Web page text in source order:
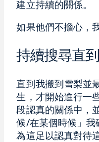
建立持續的關係。
如果他們不擔心，
持續搜尋直
直到我搬到雪梨並
生，才開始進行一
段認真的關係中，
候/在某個時候」我
為這足以認真對待